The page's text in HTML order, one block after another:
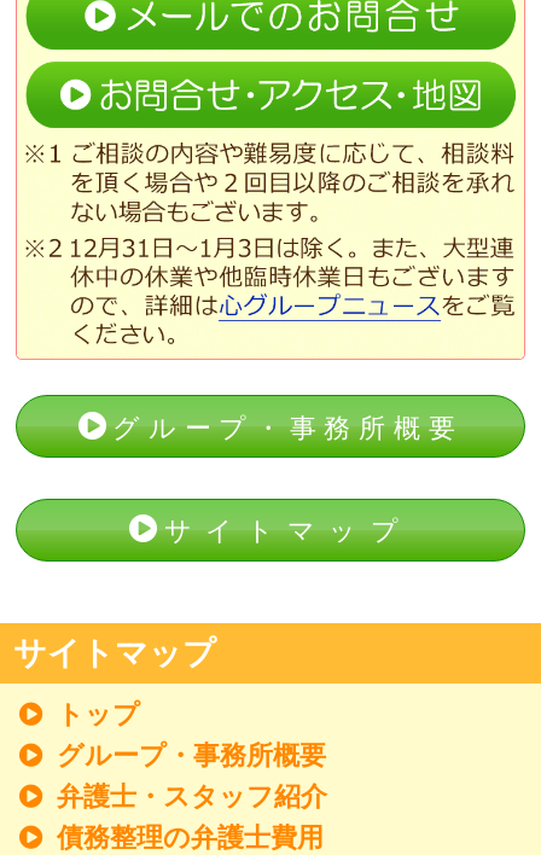
グループ・事務所概要
サイトマップ
サイトマップ
トップ
グループ・事務所概要
弁護士・スタッフ紹介
債務整理の弁護士費用